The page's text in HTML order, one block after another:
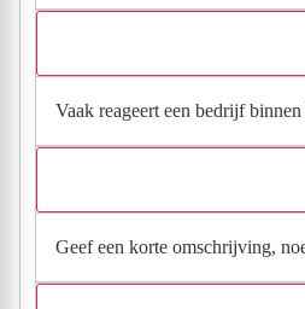
Vaak reageert een bedrijf
Geef een korte omschrijving,